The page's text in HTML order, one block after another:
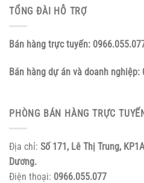
TỔNG ĐÀI HỖ TRỢ
Bán hàng trực tuyến:
Bán hàng dự án và doanh nghiệp:
PHÒNG BÁN HÀNG TRỰC
Địa chỉ: Số 171, Lê Thị Trung,
Dương.
Điện thoại: 0966.055.077